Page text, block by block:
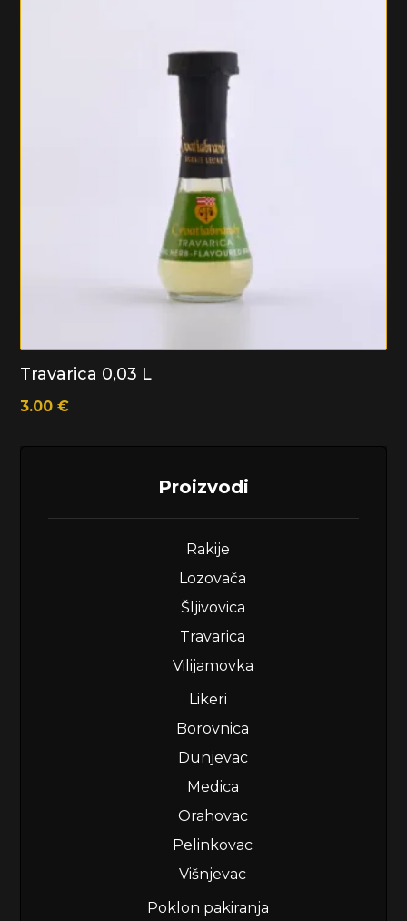
Travarica 0,03 L
3.00€
Proizvodi
Rakije
Lozovača
Šljivovica
Travarica
Vilijamovka
Likeri
Borovnica
Dunjevac
Medica
Orahovac
Pelinkovac
Višnjevac
Poklon pakiranja